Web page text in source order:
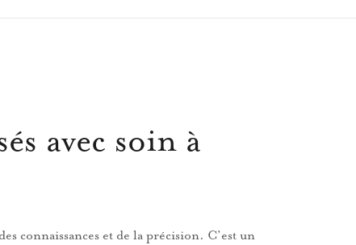
avec soin à
connaissances et de la précision. C’est un